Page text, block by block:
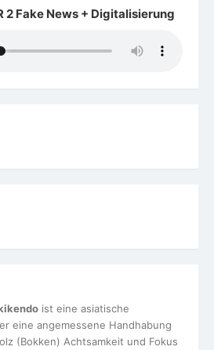
2 Fake News + Digitalisierung
ist eine asiatische
eine angemessene Handhabung
(Bokken) Achtsamkeit und Fokus